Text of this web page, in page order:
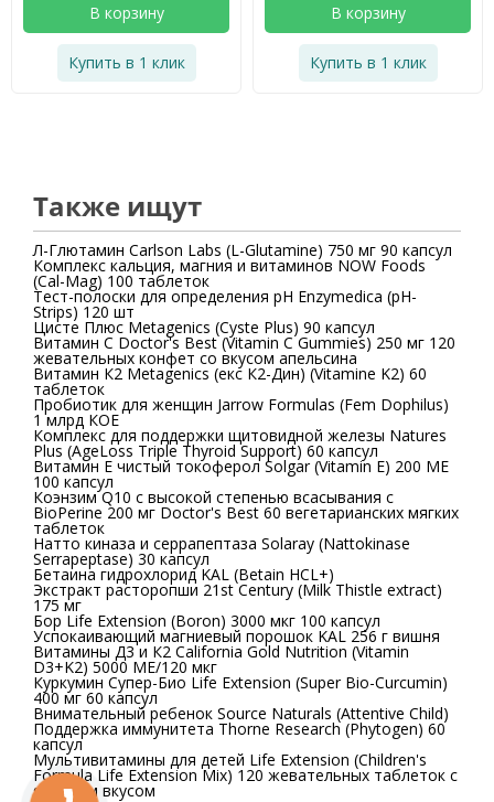
В корзину
Купить в 1 клик
В корзину
Купить в 1 клик
Также ищут
Л-Глютамин Carlson Labs (L-Glutamine) 750 мг 90 капсул
Комплекс кальция, магния и витаминов NOW Foods
(Cal-Mag) 100 таблеток
Тест-полоски для определения рН Enzymedica (pH-
Strips) 120 шт
Цистe Плюс Metagenics (Cyste Plus) 90 капсул
Витамин С Doctor's Best (Vitamin C Gummies) 250 мг 120
жевательных конфет со вкусом апельсина
Витамин К2 Metagenics (екс К2-Дин) (Vitamine K2) 60
таблеток
Пробиотик для женщин Jarrow Formulas (Fem Dophilus)
1 млрд КОЕ
Комплекс для поддержки щитовидной железы Natures
Plus (AgeLoss Triple Thyroid Support) 60 капсул
Витамин E чистый токоферол Solgar (Vitamin E) 200 ME
100 капсул
Коэнзим Q10 с высокой степенью всасывания с
BioPerine 200 мг Doctor's Best 60 вегетарианских мягких
таблеток
Натто киназа и серрапептаза Solaray (Nattokinase
Serrapeptase) 30 капсул
Бетаина гидрохлорид KAL (Betain HCL+)
Экстракт расторопши 21st Century (Milk Thistle extract)
175 мг
Бор Life Extension (Boron) 3000 мкг 100 капсул
Успокаивающий магниевый порошок KAL 256 г вишня
Витамины Д3 и К2 California Gold Nutrition (Vitamin
D3+K2) 5000 МЕ/120 мкг
Куркумин Супер-Био Life Extension (Super Bio-Curcumin)
400 мг 60 капсул
Внимательный ребенок Source Naturals (Attentive Child)
Поддержка иммунитета Thorne Research (Phytogen) 60
капсул
Мультивитамины для детей Life Extension (Children's
Formula Life Extension Mix) 120 жевательных таблеток с
ягодным вкусом